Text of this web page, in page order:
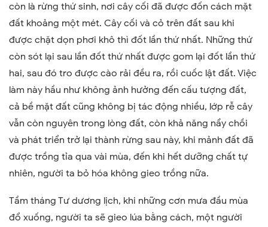
còn là rừng thứ sinh, nơi cây cối đã được đốn cách mặt
đất khoảng một mét. Cây cối và cỏ trên đất sau khi
được chặt dọn phơi khô thì đốt lần thứ nhất. Những thứ
còn sót lại sau lần đốt thứ nhất được gom lại đốt lần thứ
hai, sau đó tro được cào rải đều ra, rồi cuốc lật đất. Việc
làm này hầu như không ảnh hưởng đến cấu tượng đất,
cả bề mặt đất cũng không bị tác động nhiều, lớp rễ cây
vẫn còn nguyên trong lòng đất, còn khả năng nẩy chồi
và phát triển trở lại thành rừng sau này, khi mảnh đất đã
được trồng tỉa qua vài mùa, đến khi hết dưỡng chất tự
nhiên, người ta bỏ hóa không gieo trồng nữa.
Tầm tháng Tư dương lịch, khi những cơn mưa đầu mùa
đổ xuống, người ta sẽ gieo lúa bằng cách, một người